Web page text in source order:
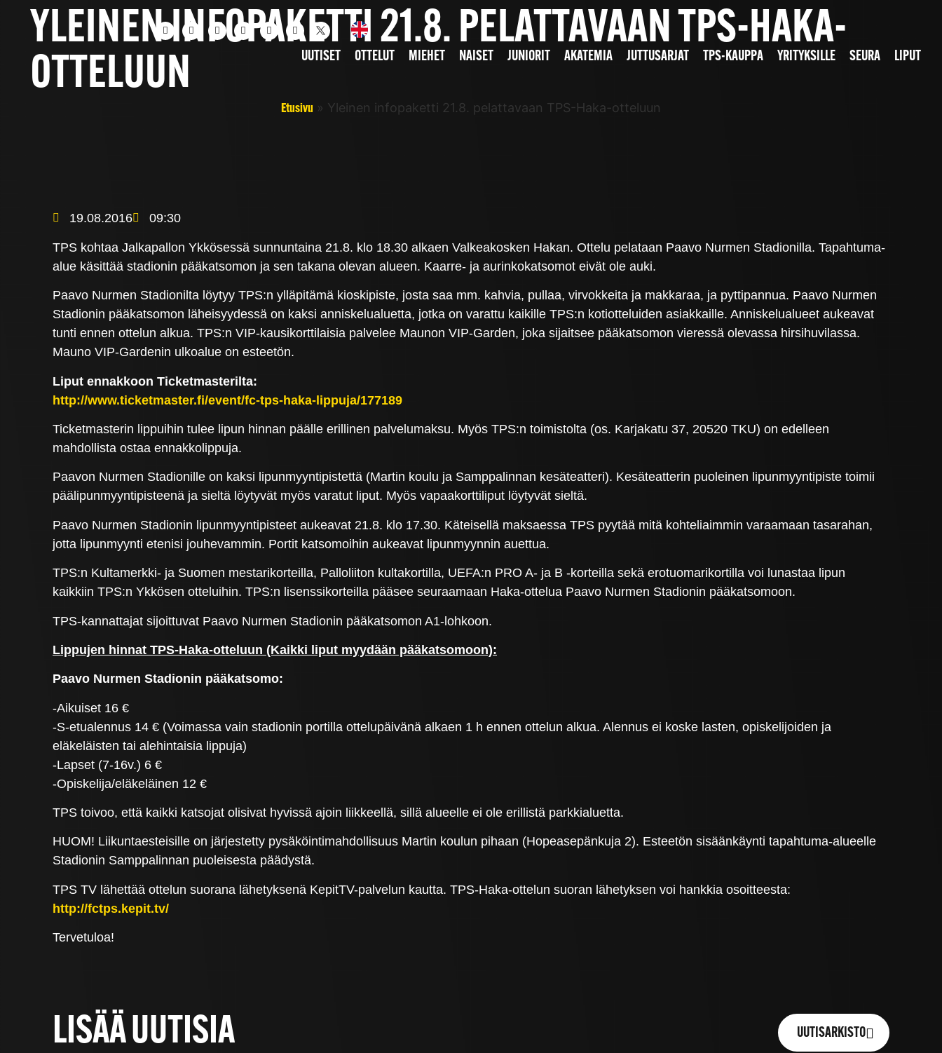
UUTISET OTTELUT MIEHET NAISET JUNIORIT AKATEMIA JUTTUSARJAT TPS-KAUPPA YRITYKSILLE SEURA LIPUT
YLEINEN INFOPAKETTI 21.8. PELATTAVAAN TPS-HAKA-
OTTELUUN
Etusivu » Yleinen infopaketti 21.8. pelattavaan TPS-Haka-otteluun
19.08.2016 09:30
TPS kohtaa Jalkapallon Ykkösessä sunnuntaina 21.8. klo 18.30 alkaen Valkeakosken Hakan. Ottelu pelataan Paavo Nurmen Stadionilla. Tapahtuma-
alue käsittää stadionin pääkatsomon ja sen takana olevan alueen. Kaarre- ja aurinkokatsomot eivät ole auki.
Paavo Nurmen Stadionilta löytyy TPS:n ylläpitämä kioskipiste, josta saa mm. kahvia, pullaa, virvokkeita ja makkaraa, ja pyttipannua. Paavo Nurmen
Stadionin pääkatsomon läheisyydessä on kaksi anniskelualuetta, jotka on varattu kaikille TPS:n kotiotteluiden asiakkaille. Anniskelualueet aukeavat
tunti ennen ottelun alkua. TPS:n VIP-kausikorttilaisia palvelee Maunon VIP-Garden, joka sijaitsee pääkatsomon vieressä olevassa hirsihuvilassa.
Mauno VIP-Gardenin ulkoalue on esteetön.
Liput ennakkoon Ticketmasterilta:
http://www.ticketmaster.fi/event/fc-tps-haka-lippuja/177189
Ticketmasterin lippuihin tulee lipun hinnan päälle erillinen palvelumaksu. Myös TPS:n toimistolta (os. Karjakatu 37, 20520 TKU) on edelleen
mahdollista ostaa ennakkolippuja.
Paavon Nurmen Stadionille on kaksi lipunmyyntipistettä (Martin koulu ja Samppalinnan kesäteatteri). Kesäteatterin puoleinen lipunmyyntipiste toimii
päälipunmyyntipisteenä ja sieltä löytyvät myös varatut liput. Myös vapaakorttiliput löytyvät sieltä.
Paavo Nurmen Stadionin lipunmyyntipisteet aukeavat 21.8. klo 17.30. Käteisellä maksaessa TPS pyytää mitä kohteliaimmin varaamaan tasarahan,
jotta lipunmyynti etenisi jouhevammin. Portit katsomoihin aukeavat lipunmyynnin auettua.
TPS:n Kultamerkki- ja Suomen mestarikorteilla, Palloliiton kultakortilla, UEFA:n PRO A- ja B -korteilla sekä erotuomarikortilla voi lunastaa lipun
kaikkiin TPS:n Ykkösen otteluihin. TPS:n lisenssikorteilla pääsee seuraamaan Haka-ottelua Paavo Nurmen Stadionin pääkatsomoon.
TPS-kannattajat sijoittuvat Paavo Nurmen Stadionin pääkatsomon A1-lohkoon.
Lippujen hinnat TPS-Haka-otteluun (Kaikki liput myydään pääkatsomoon):
Paavo Nurmen Stadionin pääkatsomo:
-Aikuiset 16 €
-S-etualennus 14 € (Voimassa vain stadionin portilla ottelupäivänä alkaen 1 h ennen ottelun alkua. Alennus ei koske lasten, opiskelijoiden ja
eläkeläisten tai alehintaisia lippuja)
-Lapset (7-16v.) 6 €
-Opiskelija/eläkeläinen 12 €
TPS toivoo, että kaikki katsojat olisivat hyvissä ajoin liikkeellä, sillä alueelle ei ole erillistä parkkialuetta.
HUOM! Liikuntaesteisille on järjestetty pysäköintimahdollisuus Martin koulun pihaan (Hopeasepänkuja 2). Esteetön sisäänkäynti tapahtuma-alueelle
Stadionin Samppalinnan puoleisesta päädystä.
TPS TV lähettää ottelun suorana lähetyksenä KepitTV-palvelun kautta. TPS-Haka-ottelun suoran lähetyksen voi hankkia osoitteesta:
http://fctps.kepit.tv/
Tervetuloa!
LISÄÄ UUTISIA UUTISARKISTO